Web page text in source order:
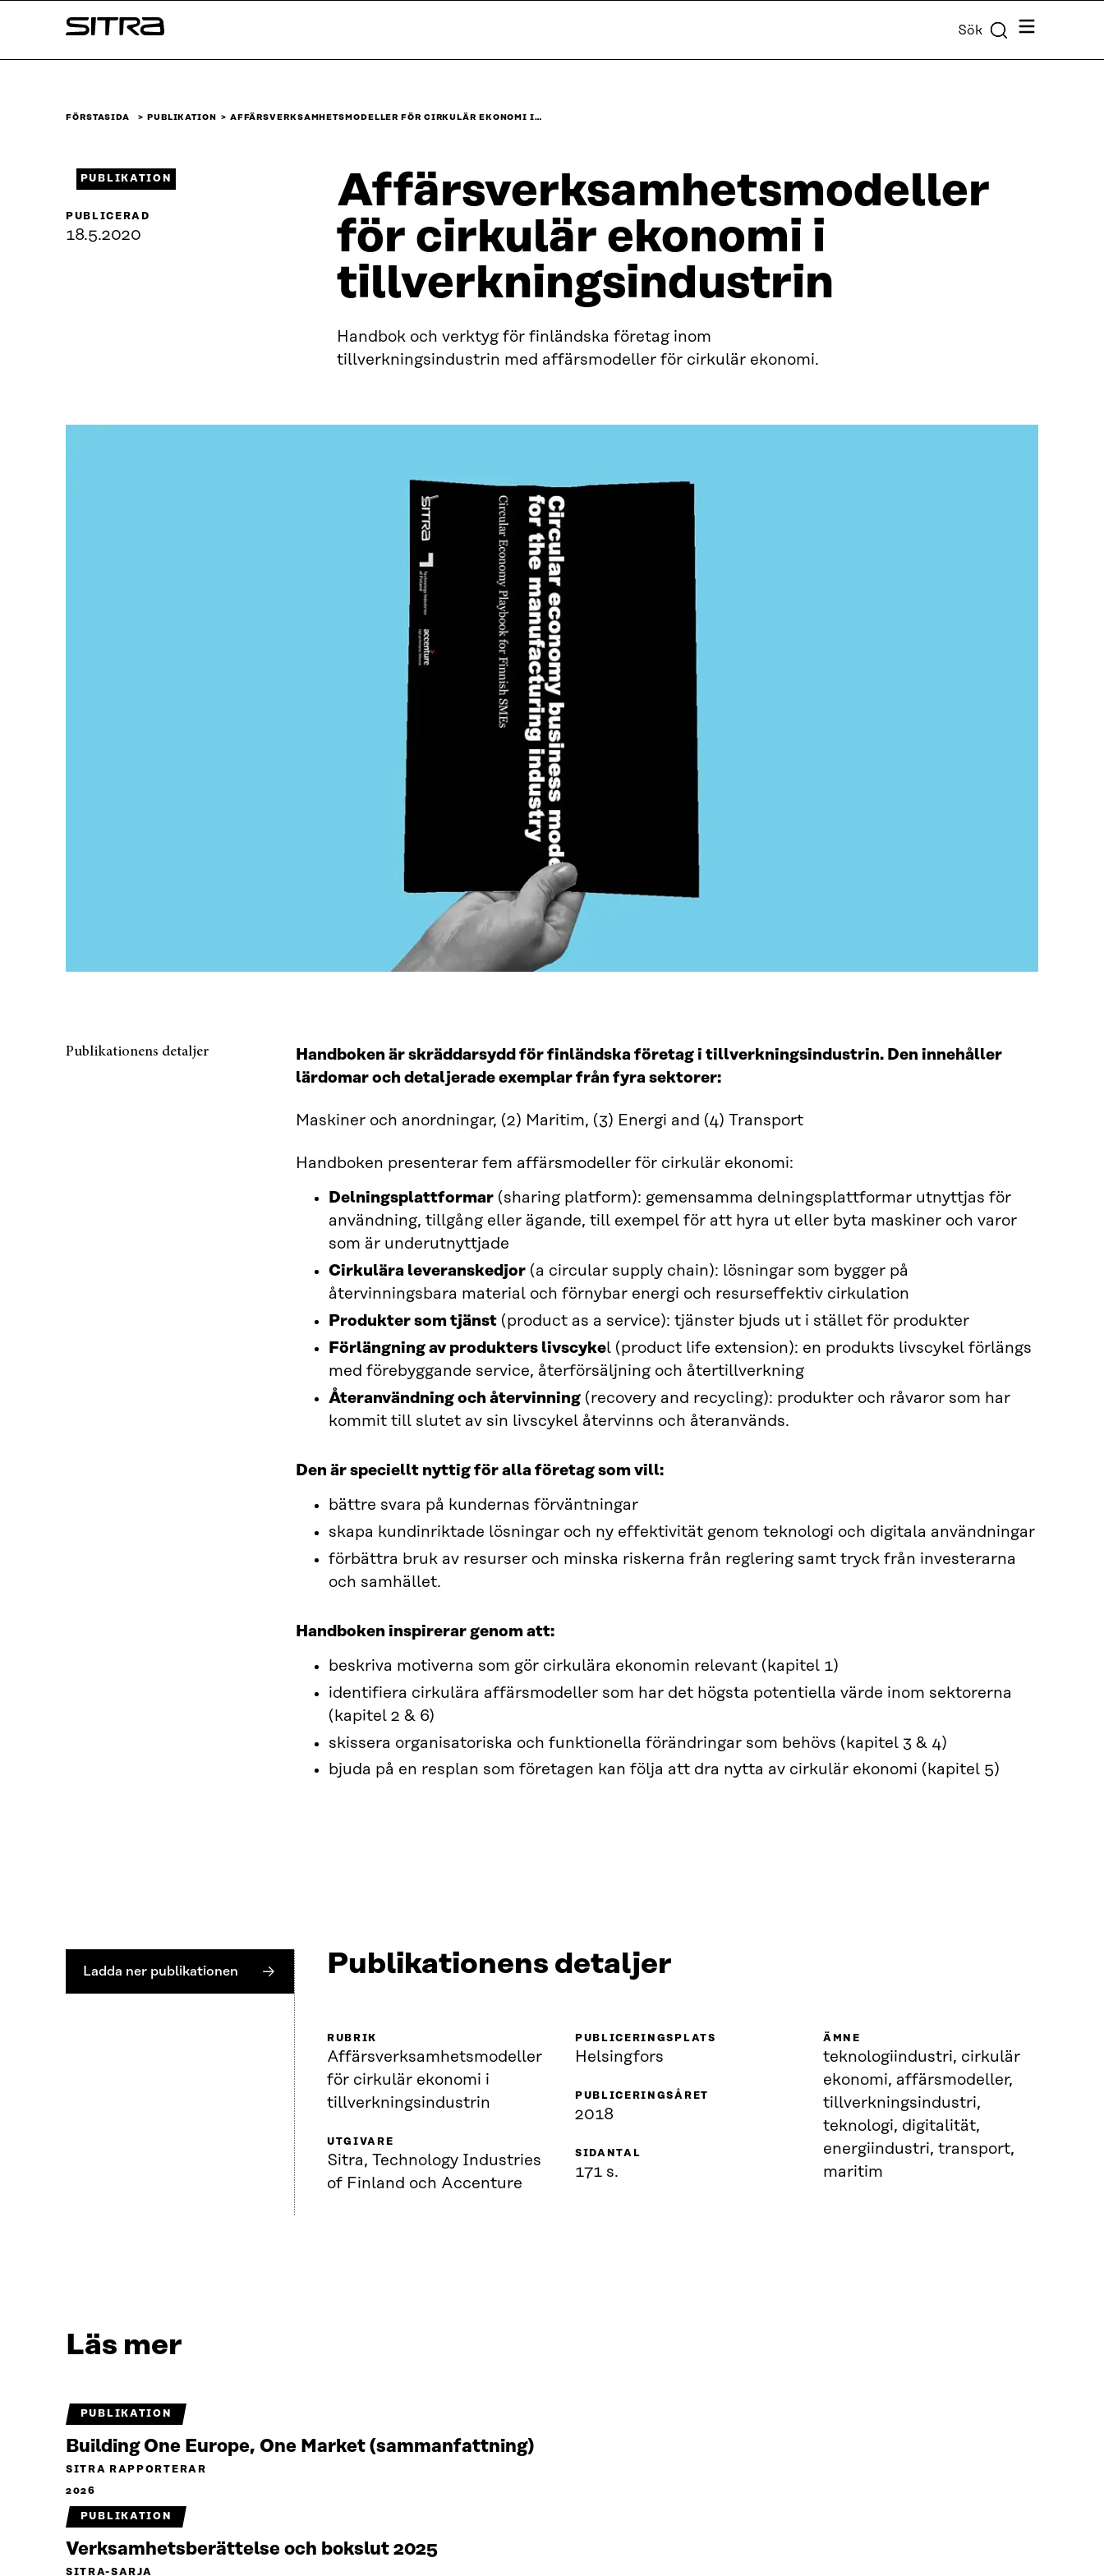
↓
Sitra Sök Meny
FÖRSTASIDA PUBLIKATION AFFÄRSVERKSAMHETSMODELLER FÖR CIRKULÄR EKONOMI I…
Affärsverksamhetsmodeller
för cirkulär ekonomi i
tillverkningsindustrin
Handbok och verktyg för finländska företag inom
tillverkningsindustrin med affärsmodeller för cirkulär ekonomi.
PUBLIKATION
PUBLICERAD
18.5.2020
Publikationens detaljer
Handboken är skräddarsydd för finländska företag i tillverkningsindustrin. Den innehåller
lärdomar och detaljerade exemplar från fyra sektorer:
Maskiner och anordningar, (2) Maritim, (3) Energi and (4) Transport
Handboken presenterar fem affärsmodeller för cirkulär ekonomi:
Delningsplattformar (sharing platform): gemensamma delningsplattformar utnyttjas för
användning, tillgång eller ägande, till exempel för att hyra ut eller byta maskiner och varor
som är underutnyttjade
Cirkulära leveranskedjor (a circular supply chain): lösningar som bygger på
återvinningsbara material och förnybar energi och resurseffektiv cirkulation
Produkter som tjänst (product as a service): tjänster bjuds ut i stället för produkter
Förlängning av produkters livscykel (product life extension): en produkts livscykel förlängs
med förebyggande service, återförsäljning och återtillverkning
Återanvändning och återvinning (recovery and recycling): produkter och råvaror som har
kommit till slutet av sin livscykel återvinns och återanvänds.
Den är speciellt nyttig för alla företag som vill:
bättre svara på kundernas förväntningar
skapa kundinriktade lösningar och ny effektivität genom teknologi och digitala användningar
förbättra bruk av resurser och minska riskerna från reglering samt tryck från investerarna
och samhället.
Handboken inspirerar genom att:
beskriva motiverna som gör cirkulära ekonomin relevant (kapitel 1)
identifiera cirkulära affärsmodeller som har det högsta potentiella värde inom sektorerna
(kapitel 2 & 6)
skissera organisatoriska och funktionella förändringar som behövs (kapitel 3 & 4)
bjuda på en resplan som företagen kan följa att dra nytta av cirkulär ekonomi (kapitel 5)
Ladda ner publikationen Publikationens detaljer
RUBRIK
Affärsverksamhetsmodeller
för cirkulär ekonomi i
tillverkningsindustrin
UTGIVARE
Sitra, Technology Industries
of Finland och Accenture
PUBLICERINGSPLATS
Helsingfors
PUBLICERINGSÅRET
2018
SIDANTAL
171 s.
ÄMNE
teknologiindustri, cirkulär
ekonomi, affärsmodeller,
tillverkningsindustri,
teknologi, digitalität,
energiindustri, transport,
maritim
Läs mer
PUBLIKATION
Building One Europe, One Market (sammanfattning)
SITRA RAPPORTERAR
2026
PUBLIKATION
Verksamhetsberättelse och bokslut 2025
SITRA-SARJA